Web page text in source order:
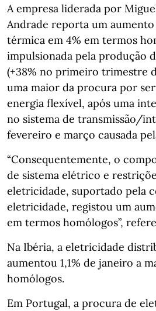
A empresa liderada por
Andrade reporta um
térmica em 4% em termos
impulsionada pela produção
(+38% no primeiro trimestre
uma maior da procura por
energia flexível, após uma
no sistema de transmissão/
fevereiro e março causada
“Consequentemente, o
de sistema elétrico e
eletricidade, suportado pela
eletricidade, registou um
em termos homólogos”,
Na Ibéria, a eletricidade
aumentou 1,1% de janeiro a
homólogos.
Em Portugal, a procura de